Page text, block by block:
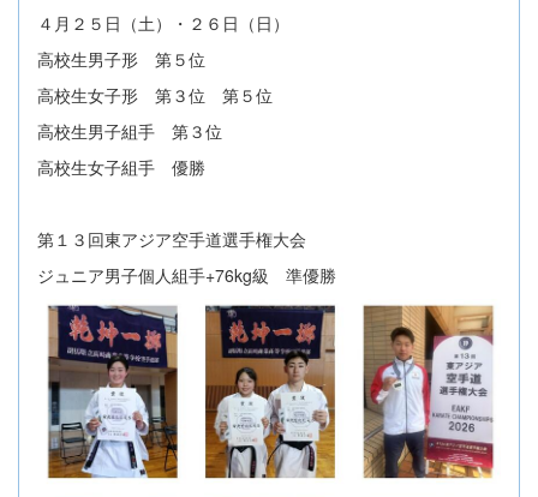
４月２５日（土）・２６日（日）
高校生男子形 第５位
高校生女子形 第３位 第５位
高校生男子組手 第３位
高校生女子組手 優勝
第１３回東アジア空手道選手権大会
ジュニア男子個人組手+76kg級 準優勝